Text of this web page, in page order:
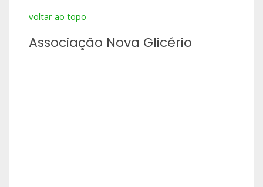
voltar ao topo
Associação Nova Glicério